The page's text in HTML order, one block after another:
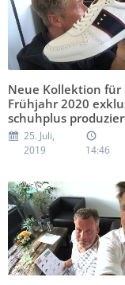
Neue Kollektion für
Frühjahr 2020
schuhplus
25. Juli,
2019
14:46